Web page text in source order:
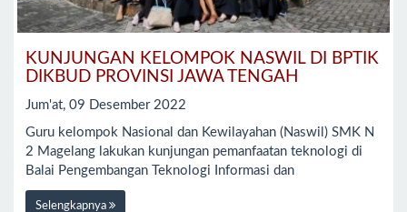
KUNJUNGAN KELOMPOK NASWIL DI BPTIK
DIKBUD PROVINSI JAWA TENGAH
Jum'at, 09 Desember 2022
Guru kelompok Nasional dan Kewilayahan (Naswil) SMK N
2 Magelang lakukan kunjungan pemanfaatan teknologi di
Balai Pengembangan Teknologi Informasi dan
Selengkapnya